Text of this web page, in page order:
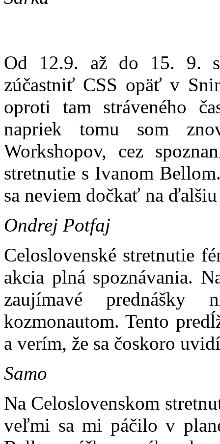
Od 12.9. až do 15. 9.
zúčastniť CSS opäť v
oproti tam stráveného
napriek tomu som
Workshopov, cez
stretnutie s Ivanom
sa neviem dočkať na
Ondrej Potfaj
Celoslovenské stretnutie
akcia plná spoznávania.
zaujímavé prednášky
kozmonautom. Tento
a verím, že sa čoskoro
Samo
Na Celoslovenskom
veľmi sa mi páčilo v